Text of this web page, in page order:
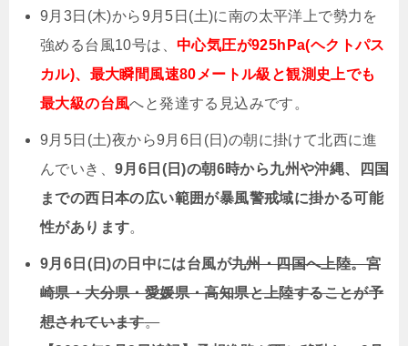
9月3日(木)から9月5日(土)に南の太平洋上で勢力を
強める台風10号は、 中心気圧が925hPa(ヘクトパス
カル)、最大瞬間風速80メートル級と観測史上でも
最大級の台風へと発達する見込みです。
9月5日(土)夜から9月6日(日)の朝に掛けて北西に進
んでいき、 9月6日(日)の朝6時から九州や沖縄、四国
までの西日本の広い範囲が暴風警戒域に掛かる可能
性があります。
9月6日(日)の日中には台風が九州・四国へ上陸。宮
崎県・大分県・愛媛県・高知県と上陸することが予
想されています。